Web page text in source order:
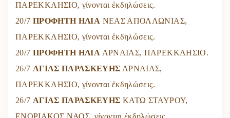
ΠΑΡΕΚΚΛΗΣΙΟ, γίνονται ἐκδηλώσεις.
20/7 ΠΡΟΦΗΤΗ ΗΛΙΑ ΝΕΑΣ ΑΠΟΛΛΩΝΙΑΣ,
ΠΑΡΕΚΚΛΗΣΙΟ, γίνονται ἐκδηλώσεις.
20/7 ΠΡΟΦΗΤΗ ΗΛΙΑ ΑΡΝΑΙΑΣ, ΠΑΡΕΚΚΛΗΣΙΟ.
26/7 ΑΓΙΑΣ ΠΑΡΑΣΚΕΥΗΣ ΑΡΝΑΙΑΣ,
ΠΑΡΕΚΚΛΗΣΙΟ, γίνονται ἐκδηλώσεις.
26/7 ΑΓΙΑΣ ΠΑΡΑΣΚΕΥΗΣ ΚΑΤΩ ΣΤΑΥΡΟΥ,